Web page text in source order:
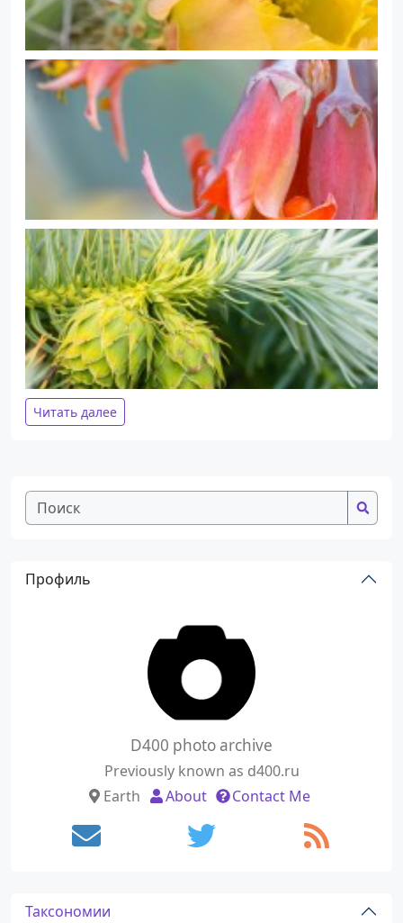
Читать далее
Профиль
D400 photo archive
Previously known as d400.ru
Earth
About Contact Me
Таксономии